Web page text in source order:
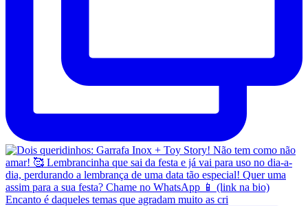
Encanto é daqueles temas que agradam muito as cri